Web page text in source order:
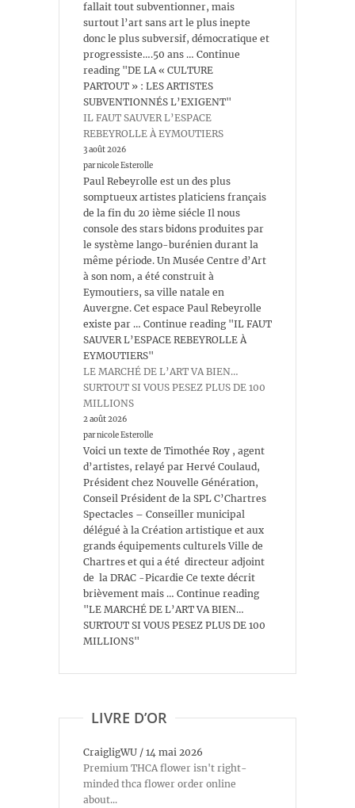
fallait tout subventionner, mais
surtout l’art sans art le plus inepte
donc le plus subversif, démocratique et
progressiste….50 ans … Continue
reading "DE LA « CULTURE
PARTOUT » : LES ARTISTES
SUBVENTIONNÉS L’EXIGENT"
IL FAUT SAUVER L’ESPACE
REBEYROLLE À EYMOUTIERS
3 août 2026
par nicole Esterolle
Paul Rebeyrolle est un des plus
somptueux artistes platiciens français
de la fin du 20 ième siécle Il nous
console des stars bidons produites par
le système lango-burénien durant la
même période. Un Musée Centre d’Art
à son nom, a été construit à
Eymoutiers, sa ville natale en
Auvergne. Cet espace Paul Rebeyrolle
existe par … Continue reading "IL FAUT
SAUVER L’ESPACE REBEYROLLE À
EYMOUTIERS"
LE MARCHÉ DE L’ART VA BIEN…
SURTOUT SI VOUS PESEZ PLUS DE 100
MILLIONS
2 août 2026
par nicole Esterolle
Voici un texte de Timothée Roy , agent
d’artistes, relayé par Hervé Coulaud,
Président chez Nouvelle Génération,
Conseil Président de la SPL C’Chartres
Spectacles – Conseiller municipal
délégué à la Création artistique et aux
grands équipements culturels Ville de
Chartres et qui a été directeur adjoint
de la DRAC -Picardie Ce texte décrit
brièvement mais … Continue reading
"LE MARCHÉ DE L’ART VA BIEN…
SURTOUT SI VOUS PESEZ PLUS DE 100
MILLIONS"
LIVRE D’OR
CraigligWU / 14 mai 2026
Premium THCA flower isn't right-
minded thca flower order online
about...